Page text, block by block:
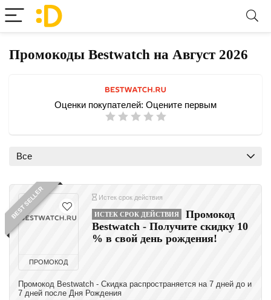
Промокоды Bestwatch на Август 2026
Оценки покупателей: Оцените первым
Все
BEST SELLER
ПРОМОКОД
Истек срок действия
ИСТЕК СРОК ДЕЙСТВИЯ
Промокод
Bestwatch - Получите скидку 10
% в свой день рождения!
Промокод Bestwatch - Скидка распространяется на 7 дней до и
7 дней после Дня Рождения